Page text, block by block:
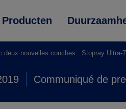
Producten
nouvelles couches : Stopray
Communiqué de